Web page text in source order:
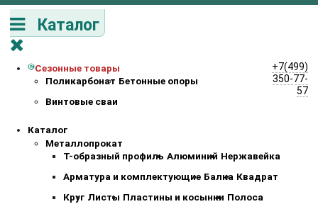
Каталог
Сезонные товары
Поликарбонат Бетонные опоры
Винтовые сваи
Каталог
Металлопрокат
Т-образный профиль Алюминий Нержавейка
Арматура и комплектующие Балка Квадрат
Круг Листы Пластины и косынки Полоса
+7(499)
350-77-
57